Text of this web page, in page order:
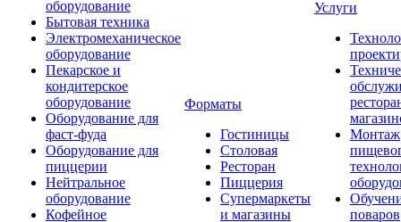
оборудование
Бытовая техника
Электромеханическое
оборудование
Пекарское и
кондитерское
оборудование
Оборудование для
фаст-фуда
Оборудование для
пиццерии
Нейтральное
оборудование
Кофейное
Форматы
Гостиницы
Столовая
Ресторан
Пиццерия
Супермаркеты
и магазины
Услуги
Монтаж
поваров